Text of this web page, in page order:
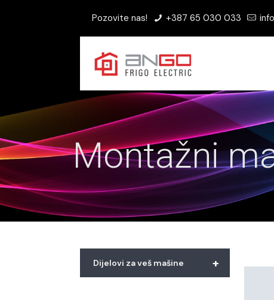
Pozovite nas! +387 65 030 033
Montažni
+
Dijelovi za veš mašine